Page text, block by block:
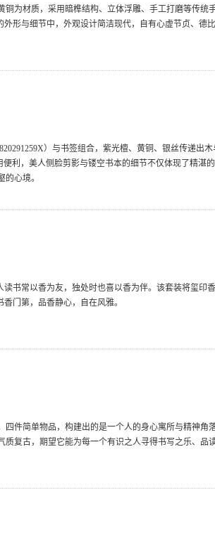
铜为材质，采用暗榫结构、立体浮雕、手工打磨等传统
外形与细节中，外观设计简洁现代，自有心虚节贞、德
）与书签组合，紫光檀、黄铜、银丝传递出木
利，美人侧脸剪影与镂空书本的细节不仅体现了精湛
心境。
读书常以香为友，独处时也喜以香为伴。该套装将玺印
门第，品香静心，自在风雅。
件简单物品，构建出的是一个人的身心寓所与精神角
质复古，期望它能为每一个有识之人寻得书写之乐、品